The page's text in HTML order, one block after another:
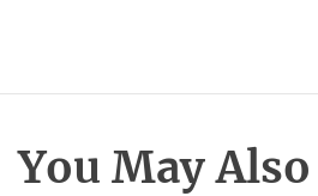
You May